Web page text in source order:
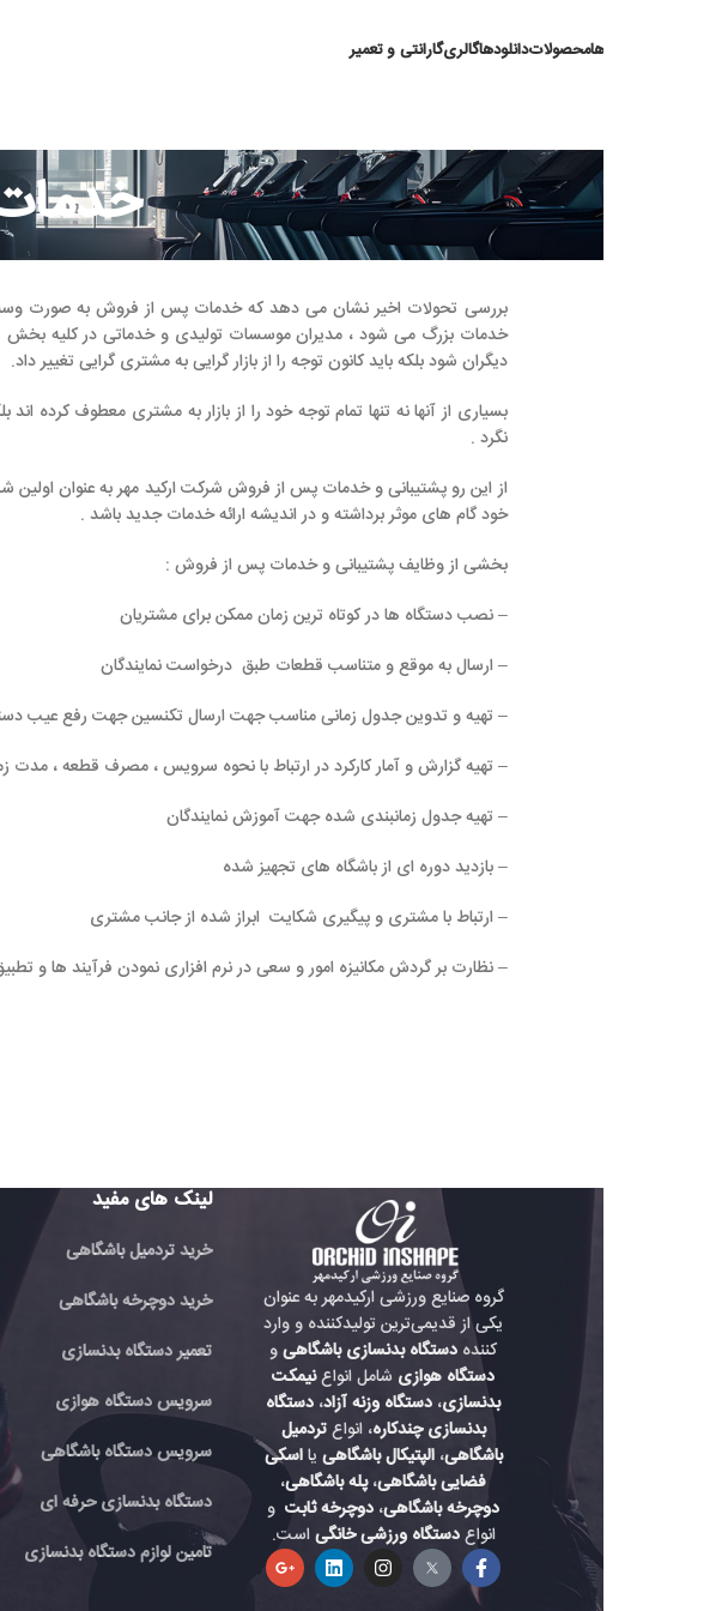
گالریگارانتی و تعمیر
خدمات پس
بررسی تحولات اخیر نشان می دهد که خدمات پس از فروش به صورت وسیعی گسترش
خدمات بزرگ می شود ، مدیران موسسات تولیدی و خدماتی در کلیه بخش ها ی دولتی و
دیگران شود بلکه باید کانون توجه را از بازار گرایی به مشتری گرایی تغییر داد.
بسیاری از آنها نه تنها تمام توجه خود را از بازار به مشتری معطوف کرده اند بلکه به حفظ
خود گام های موثر برداشته و در اندیشه ارائه خدمات جدید باشد .
بخشی از وظایف پشتیبانی و خدمات پس از فروش :
– نصب دستگاه ها در کوتاه ترین زمان ممکن برای مشتریان
– ارسال به موقع و متناسب قطعات طبق درخواست نمایندگان
– تهیه و تدوین جدول زمانی مناسب جهت ارسال تکنسین جهت رفع عیب دستگاهها
– تهیه گزارش و آمار کارکرد در ارتباط با نحوه سرویس ، مصرف قطعه ، مدت زمان انجام سرویس
– تهیه جدول زمانبندی شده جهت آموزش نمایندگان
– بازدید دوره ای از باشگاه های تجهیز شده
– ارتباط با مشتری و پیگیری شکایت ابراز شده از جانب مشتری
– نظارت بر گردش مکانیزه امور و سعی در نرم افزاری نمودن فرآیند ها و تطبیق آن با اصول
گروه صنایع ورزشی ارکیدمهر به عنوان
یکی از قدیمی‌ترین تولیدکننده و وارد
دستگاه بدنسازی باشگاهیو
شامل انواعنیمکت
دستگاه وزنه آزاد،دستگاه
بدنسازی چندکاره
، انواعتردمیل
باشگاهی
الپتیکال باشگاهییااسکی
فضایی باشگاهی
پله باشگاهی،
دوچرخه باشگاهی
،دوچرخه ثابتو
انواعدستگاه ورزشی خانگیاست.
خرید تردمیل باشگاهی
خرید دوچرخه باشگاهی
تعمیر دستگاه بدنسازی
سرویس دستگاه هوازی
سرویس دستگاه باشگاهی
دستگاه بدنسازی حرفه ای
تامین لوازم دستگاه بدنسازی